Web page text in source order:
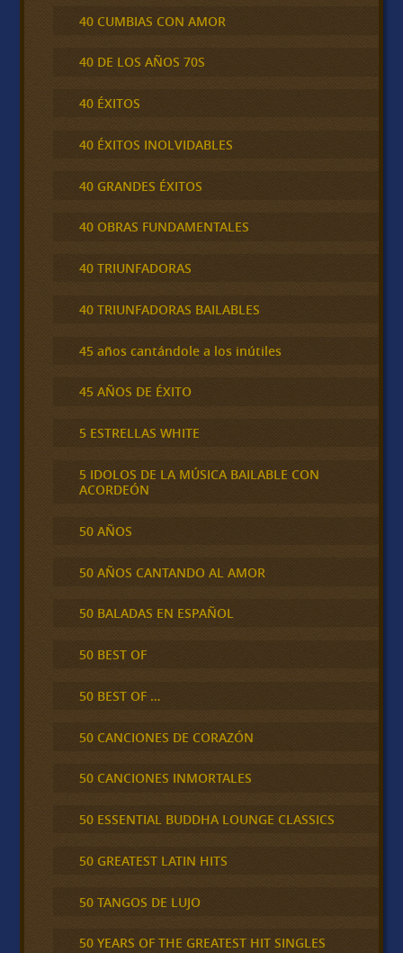
40 CUMBIAS CON AMOR
40 DE LOS AÑOS 70S
40 ÉXITOS
40 ÉXITOS INOLVIDABLES
40 GRANDES ÉXITOS
40 OBRAS FUNDAMENTALES
40 TRIUNFADORAS
40 TRIUNFADORAS BAILABLES
45 años cantándole a los inútiles
45 AÑOS DE ÉXITO
5 ESTRELLAS WHITE
5 IDOLOS DE LA MÚSICA BAILABLE CON
ACORDEÓN
50 AÑOS
50 AÑOS CANTANDO AL AMOR
50 BALADAS EN ESPAÑOL
50 BEST OF
50 BEST OF …
50 CANCIONES DE CORAZÓN
50 CANCIONES INMORTALES
50 ESSENTIAL BUDDHA LOUNGE CLASSICS
50 GREATEST LATIN HITS
50 TANGOS DE LUJO
50 YEARS OF THE GREATEST HIT SINGLES